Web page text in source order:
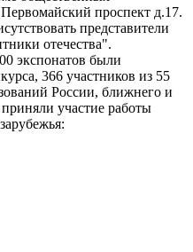
проспект д.17.
представители
отечества".
экспонатов были
366 участников из 55
России, ближнего и
участие работы